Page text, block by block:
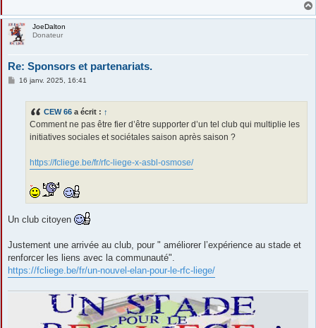
JoeDalton
Donateur
Re: Sponsors et partenariats.
M16 janv. 2025, 16:41
CEW 66 a écrit : ↑
Comment ne pas être fier d’être supporter d’un tel club qui multiplie les
initiatives sociales et sociétales saison après saison ?
https://fcliege.be/fr/rfc-liege-x-asbl-osmose/
Un club citoyen
Justement une arrivée au club, pour " améliorer l’expérience au stade et
renforcer les liens avec la communauté".
https://fcliege.be/fr/un-nouvel-elan-pour-le-rfc-liege/